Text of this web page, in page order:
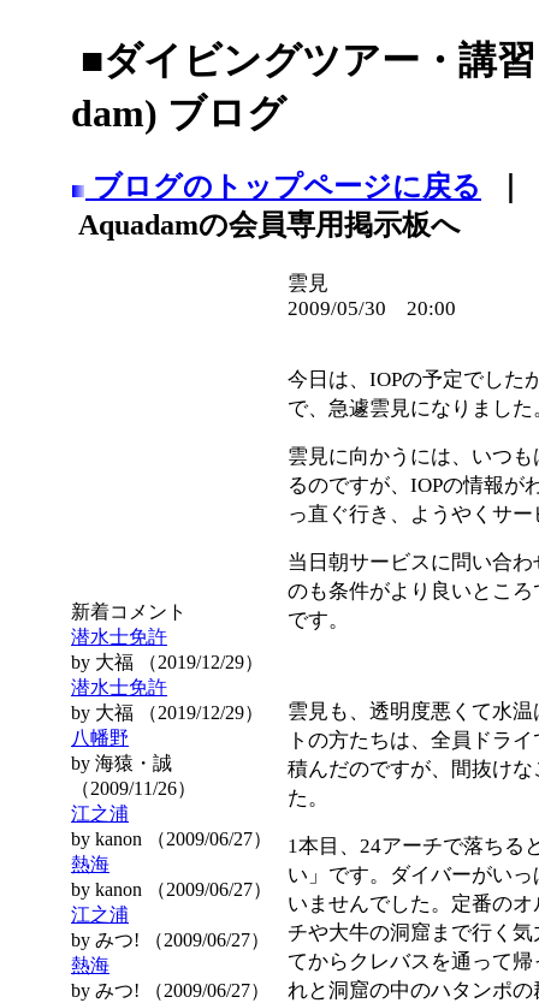
■ダイビングツアー・講
dam) ブログ
ブログのトップページに戻る
Aquadamの会員専用掲示板へ
新着コメント
潜水士免許
by 大福 （2019/12/29）
潜水士免許
by 大福 （2019/12/29）
八幡野
by 海猿・誠
（2009/11/26）
江之浦
by kanon （2009/06/27）
熱海
by kanon （2009/06/27）
江之浦
by みつ! （2009/06/27）
熱海
by みつ! （2009/06/27）
雲見
2009/05/30 20:00
今日は、IOPの予定でした
で、急遽雲見になりました
雲見に向かうには、いつ
るのですが、IOPの情報が
っ直ぐ行き、ようやくサ
当日朝サービスに問い合
のも条件がより良いとこ
です。
雲見も、透明度悪くて水
トの方たちは、全員ドラ
積んだのですが、間抜け
た。
1本目、24アーチで落ちる
い」です。ダイバーがい
いませんでした。定番の
チや大牛の洞窟まで行く
てからクレバスを通って
れと洞窟の中のハタンポ